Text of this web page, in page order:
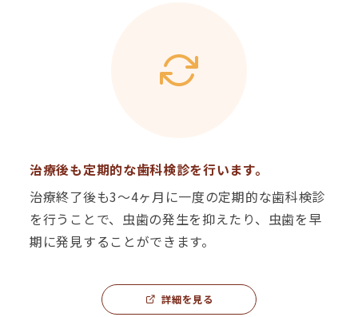
治療後も定期的な歯科検診を行います。
治療終了後も3〜4ヶ月に一度の定期的な歯科検診
を行うことで、虫歯の発生を抑えたり、虫歯を早
期に発見することができます。
詳細を見る